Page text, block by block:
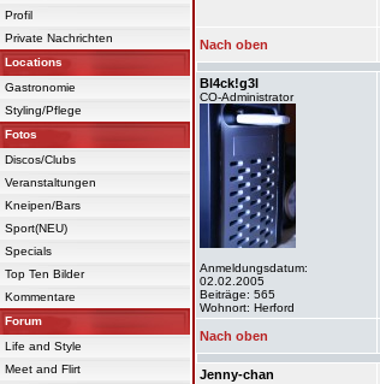
Profil
Private Nachrichten
Locations
Gastronomie
Styling/Pflege
Fotos
Discos/Clubs
Veranstaltungen
Kneipen/Bars
Sport(NEU)
Specials
Top Ten Bilder
Kommentare
Forum
Life and Style
Meet and Flirt
Nach oben
Bl4ck!g3l
CO-Administrator
Anmeldungsdatum:
02.02.2005
Beiträge: 565
Wohnort: Herford
Nach oben
Jenny-chan